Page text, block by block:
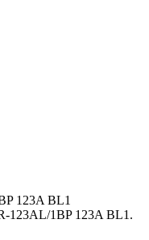
123A BL1
123AL/1BP 123A BL1.